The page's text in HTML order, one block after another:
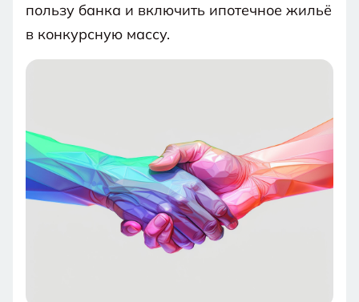
пользу банка и включить ипотечное жильё
в конкурсную массу.